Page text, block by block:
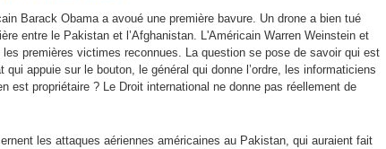
Barack Obama a avoué une première bavure. Un drone a bien tué
entre le Pakistan et l’Afghanistan. L'Américain Warren Weinstein et
premières victimes reconnues. La question se pose de savoir qui est
appuie sur le bouton, le général qui donne l’ordre, les informaticiens
est propriétaire ? Le Droit international ne donne pas réellement de
les attaques aériennes américaines au Pakistan, qui auraient fait